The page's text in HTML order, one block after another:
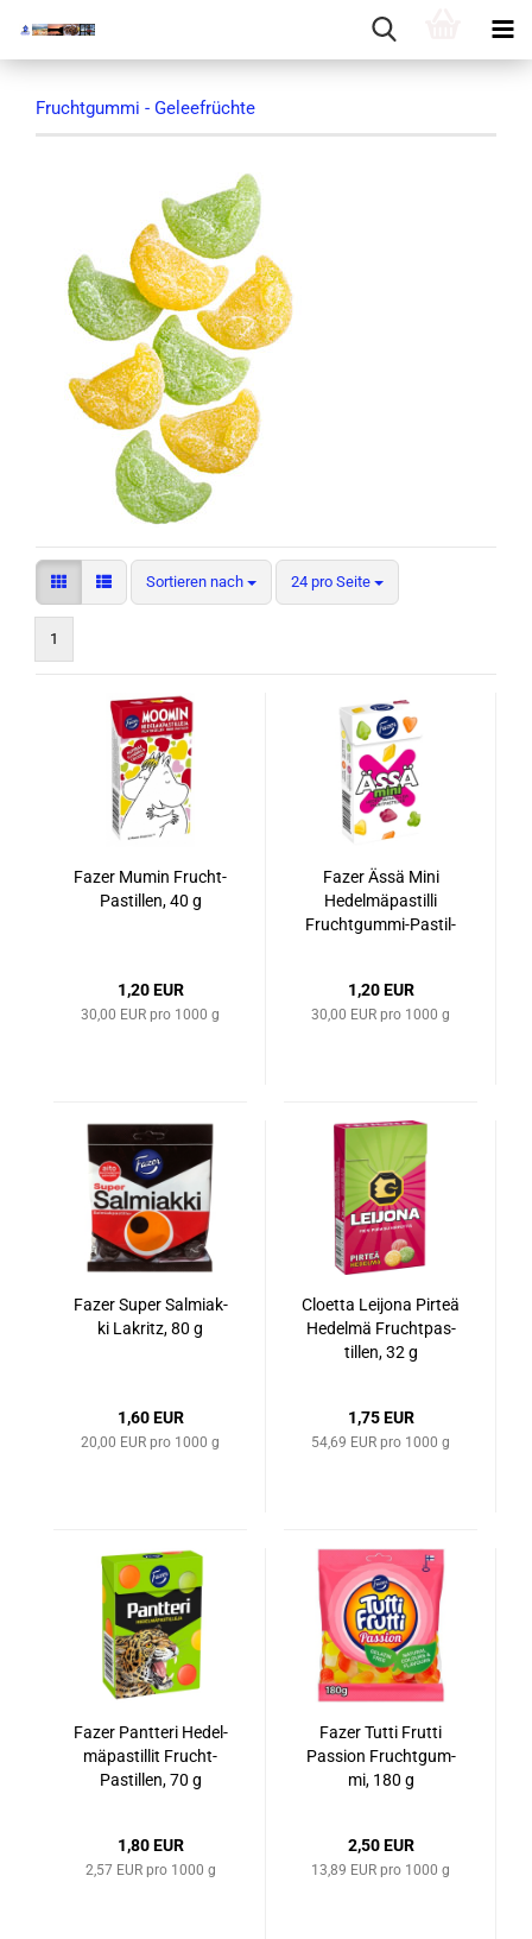
Fruchtgummi - Geleefrüchte
Sortieren nach
Sortieren nach 24 pro Seite
pro Seite
1
Fazer Mumin Frucht-​​
Pas­til­len, 40 g
1,20 EUR
30,00 EUR pro 1000 g
Fazer Ässä Mini
Hedel­mä­pas­til­li
Fruchtgummi-​​Pas­til­
1,20 EUR
30,00 EUR pro 1000 g
Fazer Super Sal­mi­ak­
ki La­kritz, 80 g
1,60 EUR
20,00 EUR pro 1000 g
Cloet­ta Lei­jo­na Pir­teä
Hedel­mä Frucht­pas­
til­len​​, 32 g
1,75 EUR
54,69 EUR pro 1000 g
Fazer Pant­te­ri Hedel­
mä­pas­til­lit Frucht-​​
Pas­til­len, 70 g
1,80 EUR
2,57 EUR pro 1000 g
Fazer Tutti Frut­ti
Pas­si­on Frucht­gum­
mi, 180 g
2,50 EUR
13,89 EUR pro 1000 g